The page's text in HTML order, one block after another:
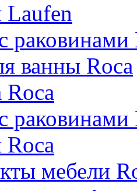
раковинами
ванны Roca
Roca
раковинами
мебели